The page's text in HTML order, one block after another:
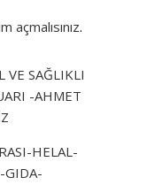
açmalısınız.
VE SAĞLIKLI
-AHMET
HELAL-
GIDA-